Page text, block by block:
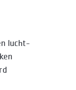
lucht-